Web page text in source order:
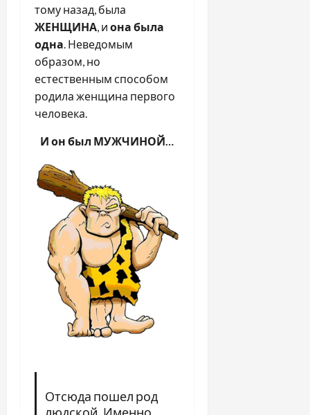
тому назад, была
ЖЕНЩИНА, и она была
одна. Неведомым
образом, но
естественным способом
родила женщина первого
человека.
И он был МУЖЧИНОЙ…
Отсюда пошел род